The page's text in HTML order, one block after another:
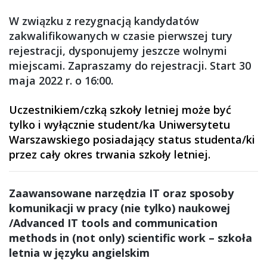
W związku z rezygnacją kandydatów
zakwalifikowanych w czasie pierwszej tury
rejestracji, dysponujemy jeszcze wolnymi
miejscami. Zapraszamy do rejestracji. Start 30
maja 2022 r. o 16:00.
Uczestnikiem/czką szkoły letniej może być
tylko i wyłącznie student/ka Uniwersytetu
Warszawskiego posiadający status studenta/ki
przez cały okres trwania szkoły letniej.
Zaawansowane narzędzia IT oraz sposoby
komunikacji w pracy (nie tylko) naukowej
/Advanced IT tools and communication
methods in (not only) scientific work – szkoła
letnia w języku angielskim